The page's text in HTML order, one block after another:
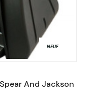
NEUF
And Jackson